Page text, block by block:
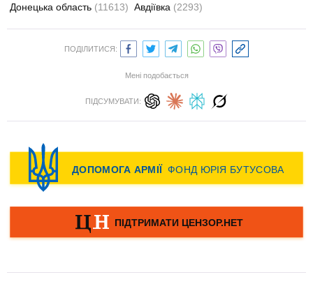
Донецька область (11613) Авдіївка (2293)
ПОДІЛИТИСЯ:
Мені подобається
ПІДСУМУВАТИ: